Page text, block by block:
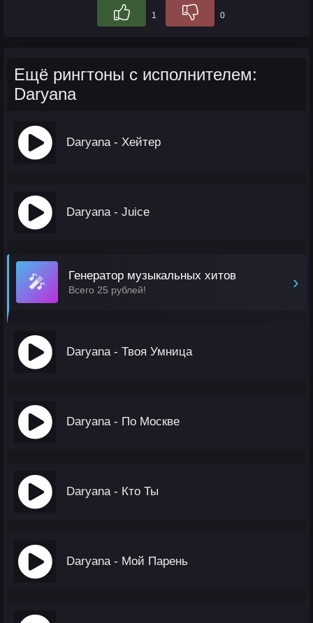
1 0
Ещё рингтоны с исполнителем:
Daryana
Daryana - Хейтер
Daryana - Juice
🎤 Генератор музыкальных хитов
Всего 25 рублей! ›
Daryana - Твоя Умница
Daryana - По Москве
Daryana - Кто Ты
Daryana - Мой Парень